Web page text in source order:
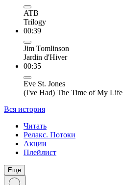
ATB
Trilogy
00:39
Jim Tomlinson
Jardin d'Hiver
00:35
Eve St. Jones
(I've Had) The Time of My Life
Вся история
Читать
Релакс. Потоки
Акции
Плейлист
Еще